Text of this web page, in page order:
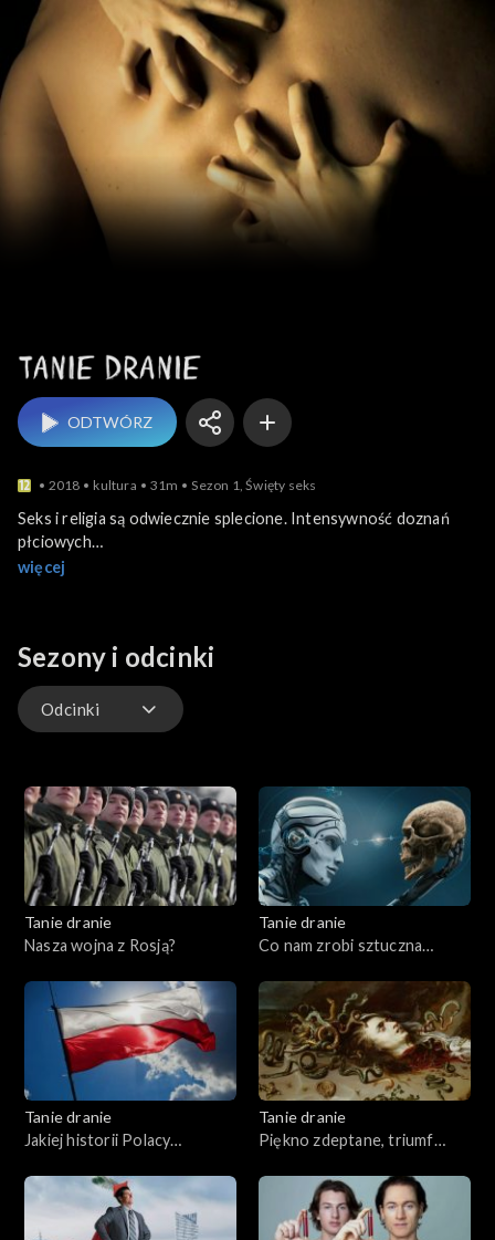
Tanie dranie
ODTWÓRZ
2018 kultura 31m Sezon 1, Święty seks
Seks i religia są odwiecznie splecione. Intensywność doznań
płciowych
musiała robić ogromne wrażenie na naszych najdalszych
odrodzeniu kosmosu – twierdzi rumuński religioznawca Mircae
Eliade.
więcej
Sezony i odcinki
Odcinki
Tanie dranie
Nasza wojna z Rosją?
Tanie dranie
Co nam zrobi sztuczna
Tanie dranie
Jakiej historii Polacy
Tanie dranie
Piękno zdeptane, triumf